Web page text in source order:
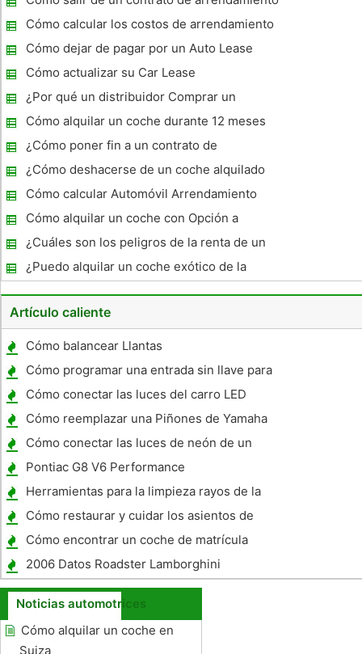
vencimiento del contrato. Por lo general, la muerte del
arrendatario
de coches
Cómo calcular los costos de arrendamiento
Cómo dejar de pagar por un Auto Lease
Cómo actualizar su Car Lease
¿Por qué un distribuidor Comprar un
Contrato de Arrendamiento End Car?
Cómo alquilar un coche durante 12 meses
¿Cómo poner fin a un contrato de
arrendamiento de coches debido a la
muerte
¿Cómo deshacerse de un coche alquilado
Cómo calcular Automóvil Arrendamiento
valores residuales
Cómo alquilar un coche con Opción a
Compra
¿Cuáles son los peligros de la renta de un
coche?
¿Puedo alquilar un coche exótico de la
semana en Australia ?
Artículo caliente
Cómo balancear Llantas
Cómo programar una entrada sin llave para
una Chevrolet Silverado 1999
Cómo conectar las luces del carro LED
Cómo reemplazar una Piñones de Yamaha
YZ450
Cómo conectar las luces de neón de un
coche
Pontiac G8 V6 Performance
Herramientas para la limpieza rayos de la
rueda
Cómo restaurar y cuidar los asientos de
cuero
Cómo encontrar un coche de matrícula
2006 Datos Roadster Lamborghini
Murcielago
Noticias automotrices
Cómo alquilar un coche en
Suiza